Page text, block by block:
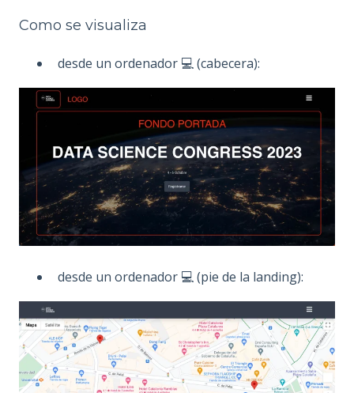
Como se visualiza
desde un ordenador 💻 (cabecera):
desde un ordenador 💻 (pie de la landing):